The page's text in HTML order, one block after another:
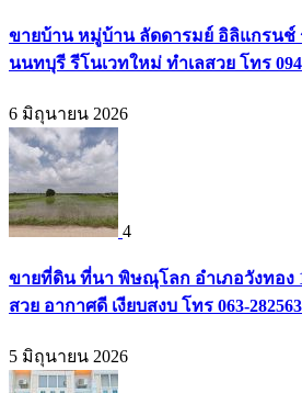
ขายบ้าน หมู่บ้าน ลัดดารมย์ อิลิแกรนช์
นนทบุรี รีโนเวทใหม่ ทำเลสวย โทร
6 มิถุนายน 2026
4
ขายที่ดิน ที่นา พิษณุโลก อำเภอวังทอง
สวย อากาศดี เงียบสงบ โทร 063-
5 มิถุนายน 2026